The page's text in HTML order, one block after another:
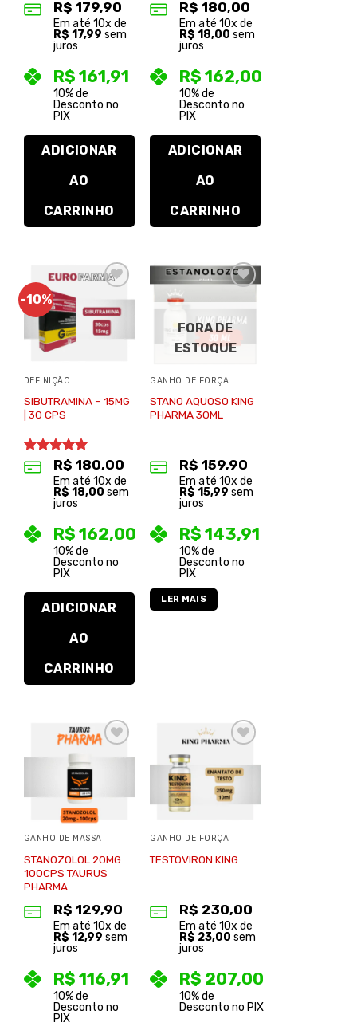
R$ 179,90
Em até 10x de
R$ 17,99 sem
juros
R$ 161,91
10% de
Desconto no
PIX
ADICIONAR
AO
CARRINHO
R$ 180,00
Em até10x de
R$ 18,00 sem
juros
R$ 162,00
10% de
Desconto no
PIX
ADICIONAR
AO
CARRINHO
-10%
Adicionar
à lista de
desejos
DEFINIÇÃO
SIBUTRAMINA – 15MG
| 30 CPS
Avaliação
5.00
de 5
R$ 180,00
Em até 10x de
R$ 18,00 sem
juros
R$ 162,00
10% de
Desconto no
PIX
ADICIONAR
AO
CARRINHO
à lista de
desejos
FORA DE
ESTOQUE
GANHO DE FORÇA
STANO AQUOSO KING
PHARMA 30ML
R$ 159,90
Em até10x de
R$ 15,99 sem
juros
R$ 143,91
10% de
Desconto no
PIX
LER MAIS
Adicionar
à lista de
desejos
GANHO DE MASSA
STANOZOLOL 20MG
100CPS TAURUS
PHARMA
R$ 129,90
Em até 10x de
R$ 12,99 sem
juros
R$ 116,91
10% de
Desconto no
PIX
à lista de
desejos
GANHO DE FORÇA
TESTOVIRON KING
R$ 230,00
Em até10x de
R$ 23,00 sem
juros
R$ 207,00
10% de
Desconto no PIX